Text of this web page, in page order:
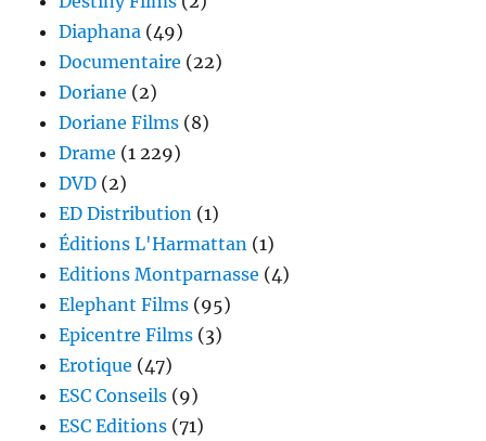
Diaphana (49)
Documentaire (22)
Doriane (2)
Doriane Films (8)
Drame (1 229)
DVD (2)
ED Distribution (1)
Éditions L'Harmattan (1)
Editions Montparnasse (4)
Elephant Films (95)
Epicentre Films (3)
Erotique (47)
ESC Conseils (9)
ESC Editions (71)